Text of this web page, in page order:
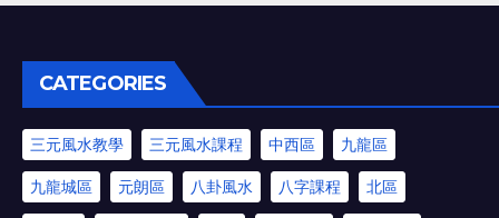
CATEGORIES
三元風水教學 三元風水課程 中西區 九龍區
九龍城區 元朗區 八卦風水 八字課程 北區